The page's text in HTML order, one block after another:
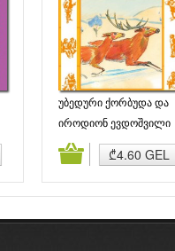
უბედური ქორბუდა და
სხვა მოთხრობები
იროდიონ ევდოშვილი
₾4.60 GEL
კალათაში დამატება